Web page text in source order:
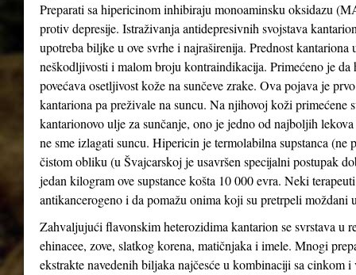
Preparati sa hipericinom inhibiraju monoaminsku oksidazu
protiv depresije. Istraživanja antidepresivnih svojstava
upotreba biljke u ove svrhe i najraširenija. Prednost kantariona
neškodljivosti i malom broju kontraindikacija. Primećeno je
povećava osetljivost kože na sunčeve zrake. Ova pojava je
kantariona pa preživale na suncu. Na njihovoj koži primećene
kantarionovo ulje za sunčanje, ono je jedno od najboljih
ne sme izlagati suncu. Hipericin je termolabilna supstanca (ne
čistom obliku (u Švajcarskoj je usavršen specijalni postupak
jedan kilogram ove supstance košta 10 000 evra. Neki
antikancerogeno i da pomažu onima koji su pretrpeli moždani
Zahvaljujući flavonskim heterozidima kantarion se svrstava u
ehinacee, zove, slatkog korena, matičnjaka i imele. Mnogi
ekstrakte navedenih biljaka najčesće u kombinaciji sa cinkom